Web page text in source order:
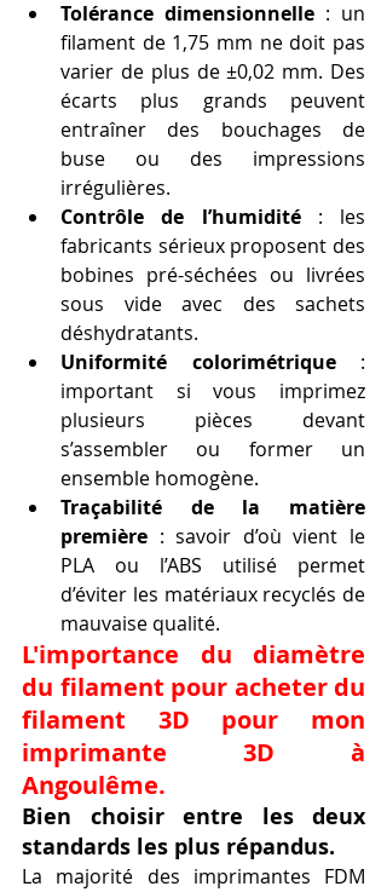
Tolérance dimensionnelle : un
filament de 1,75 mm ne doit pas
varier de plus de ±0,02 mm. Des
écarts plus grands peuvent
entraîner des bouchages de
buse ou des impressions
irrégulières.
Contrôle de l’humidité : les
fabricants sérieux proposent des
bobines pré-séchées ou livrées
sous vide avec des sachets
déshydratants.
Uniformité colorimétrique :
important si vous imprimez
plusieurs pièces devant
s’assembler ou former un
ensemble homogène.
Traçabilité de la matière
première : savoir d’où vient le
PLA ou l’ABS utilisé permet
d’éviter les matériaux recyclés de
mauvaise qualité.
L'importance du diamètre
du filament pour acheter du
filament 3D pour mon
imprimante 3D à
Angoulême.
Bien choisir entre les deux
standards les plus répandus.
La majorité des imprimantes FDM